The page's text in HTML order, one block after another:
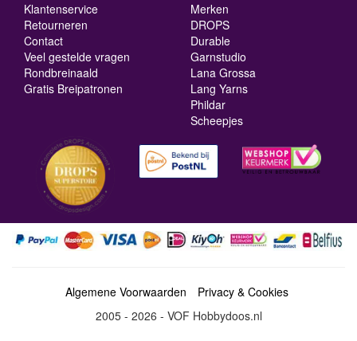
Klantenservice
Retourneren
Contact
Veel gestelde vragen
Rondbreinaald
Gratis Breipatronen
Merken
DROPS
Durable
Garnstudio
Lana Grossa
Lang Yarns
Phildar
Scheepjes
Algemene Voorwaarden
Privacy & Cookies
2005 - 2026 - VOF Hobbydoos.nl